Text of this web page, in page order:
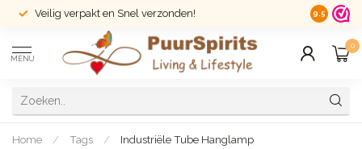
Veilig verpakt en Snel verzonden! 14 dagen
9.5
MENU
0
Home / Tags / Industriële Tube Hanglamp